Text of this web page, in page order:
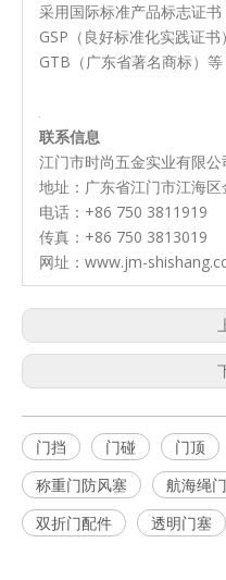
采用国际标准产品标志证书
GSP（良好标准化实践证书）
GTB（广东省著名商标）等
联系信息
江门市时尚五金实业有限公
地址：广东省江门市江海
电话：+86 750 3811919
传真：+86 750 3813019
网址：www.jm-
门挡 门碰 门顶
称重门防风塞
航海绳
双折门配件
透明门塞